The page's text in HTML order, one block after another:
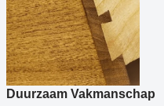
Duurzaam Vakmanschap